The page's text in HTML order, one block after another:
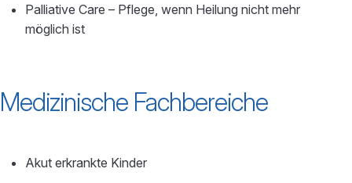
Palliative Care – Pflege, wenn Heilung nicht mehr
möglich ist
Medizinische Fachbereiche
Akut erkrankte Kinder